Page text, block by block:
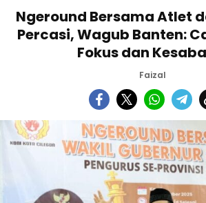
Ngeround Bersama Atlet
Percasi, Wagub Banten:
Fokus dan
Faizal